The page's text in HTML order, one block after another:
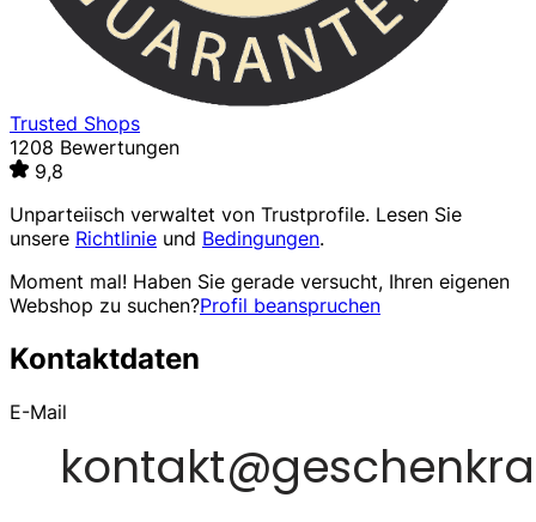
Trusted Shops
1208 Bewertungen
9,8
Unparteiisch verwaltet von Trustprofile. Lesen Sie
unsere Richtlinie und Bedingungen.
Moment mal! Haben Sie gerade versucht, Ihren eigenen
Webshop zu suchen?Profil beanspruchen
Kontaktdaten
E-Mail